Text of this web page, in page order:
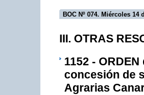
BOC Nº 074. Miércoles 14
III. OTRAS
1152 -
concesión de
Agrarias